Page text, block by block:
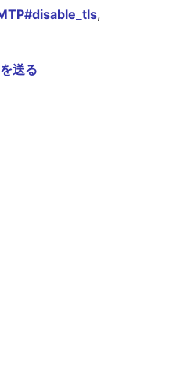
,
送る